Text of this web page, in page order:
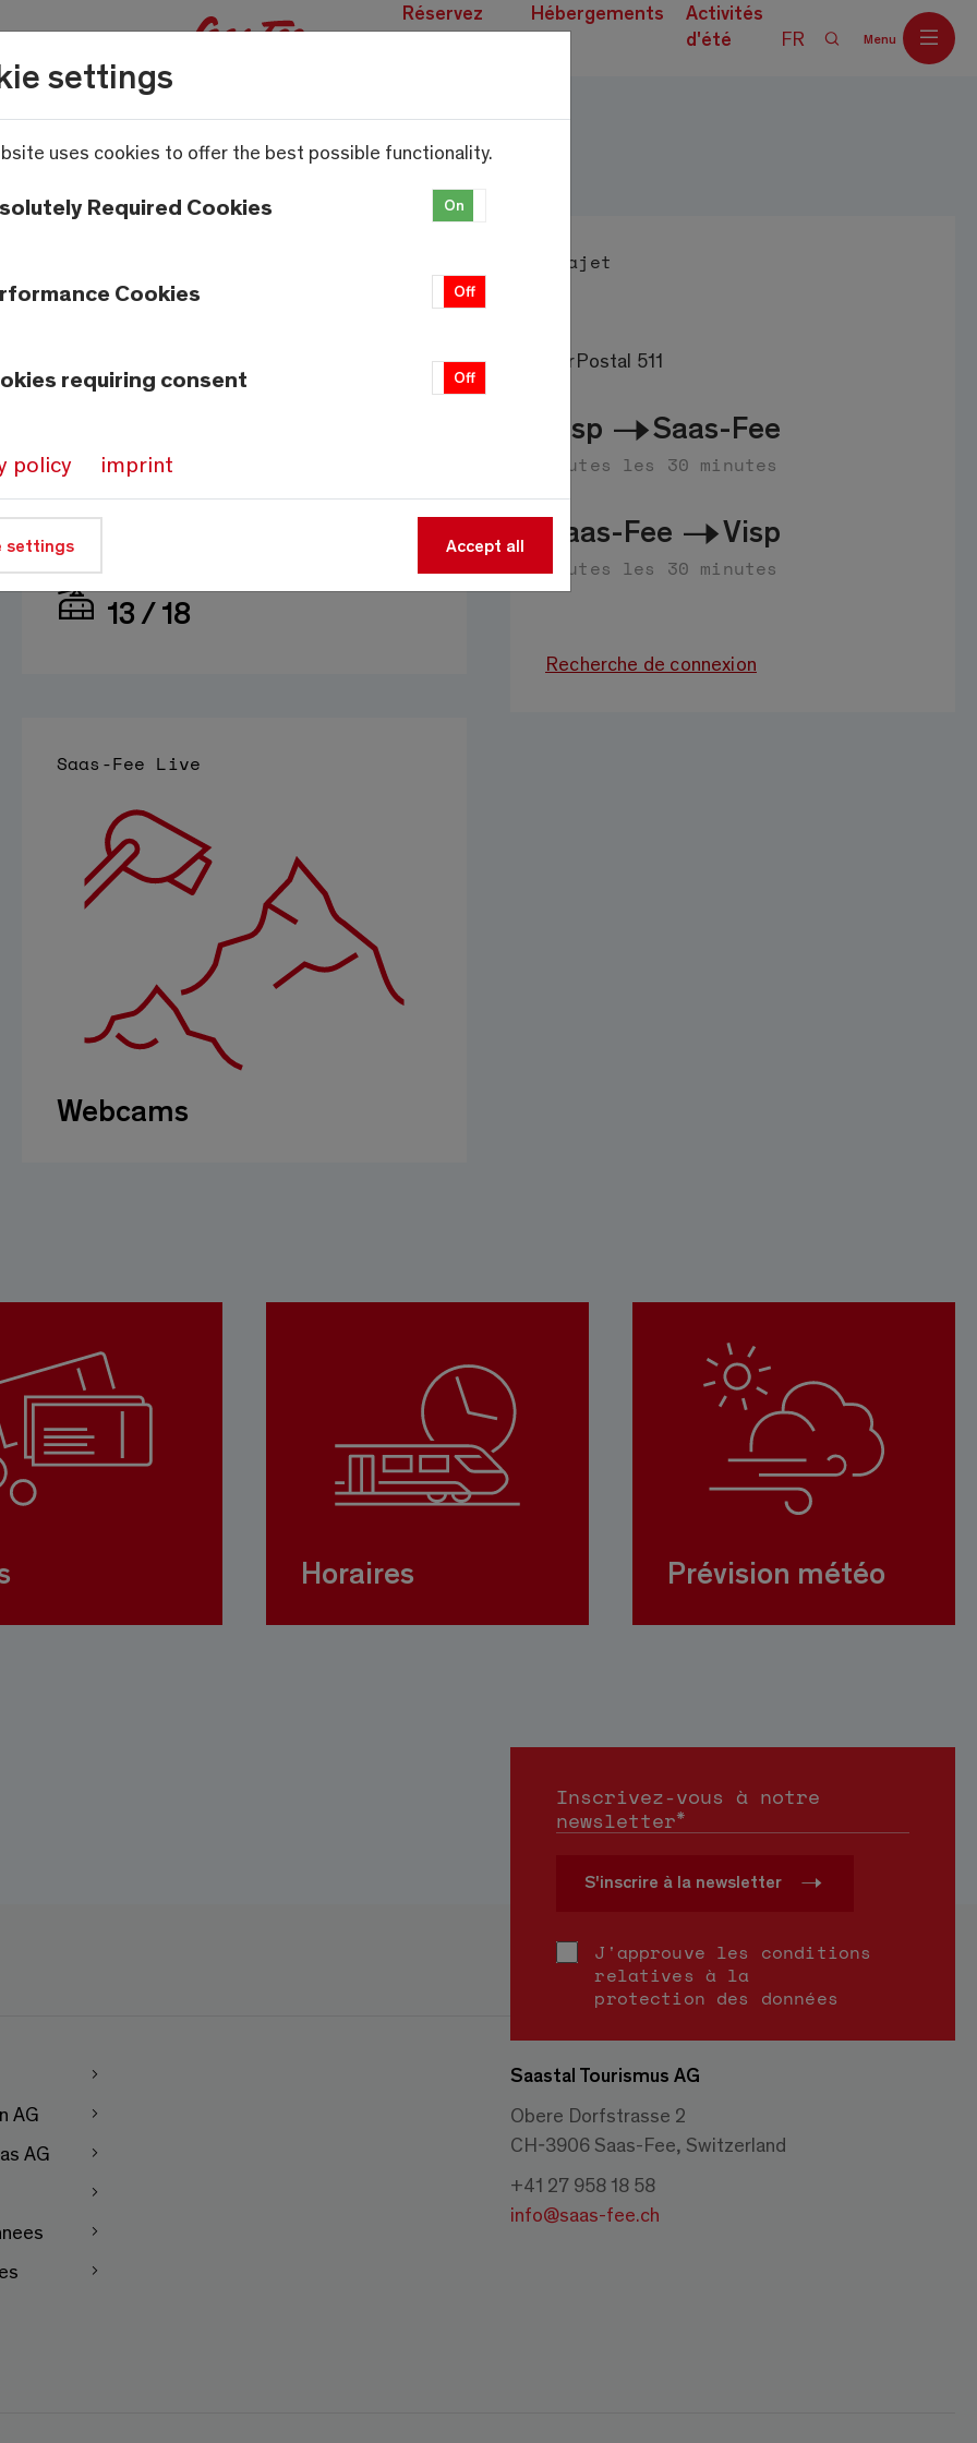
Réservez
des
Hébergements
Activités
d'été
FR Menu
À 1800m
Trajet
CarPostal 511
Visp Saas-Fee
toutes les 30 minutes
Saas-Fee Visp
toutes les 30 minutes
Recherche de connexion
13 / 18
Saas-Fee Live
Webcams
Horaires Prévision météo
Inscrivez-vous à notre
newsletter*
S'inscrire à la newsletter
J'approuve les conditions
relatives à la
protection des données
AG
AG
Saastal Tourismus AG
Obere Dorfstrasse 2
CH-3906 Saas-Fee, Switzerland
+41 27 958 18 58
info@saas-fee.ch
settings
uses cookies to offer the best possible functionality.
Required Cookies On
Cookies Off
requiring consent Off
policy imprint
settings Accept all